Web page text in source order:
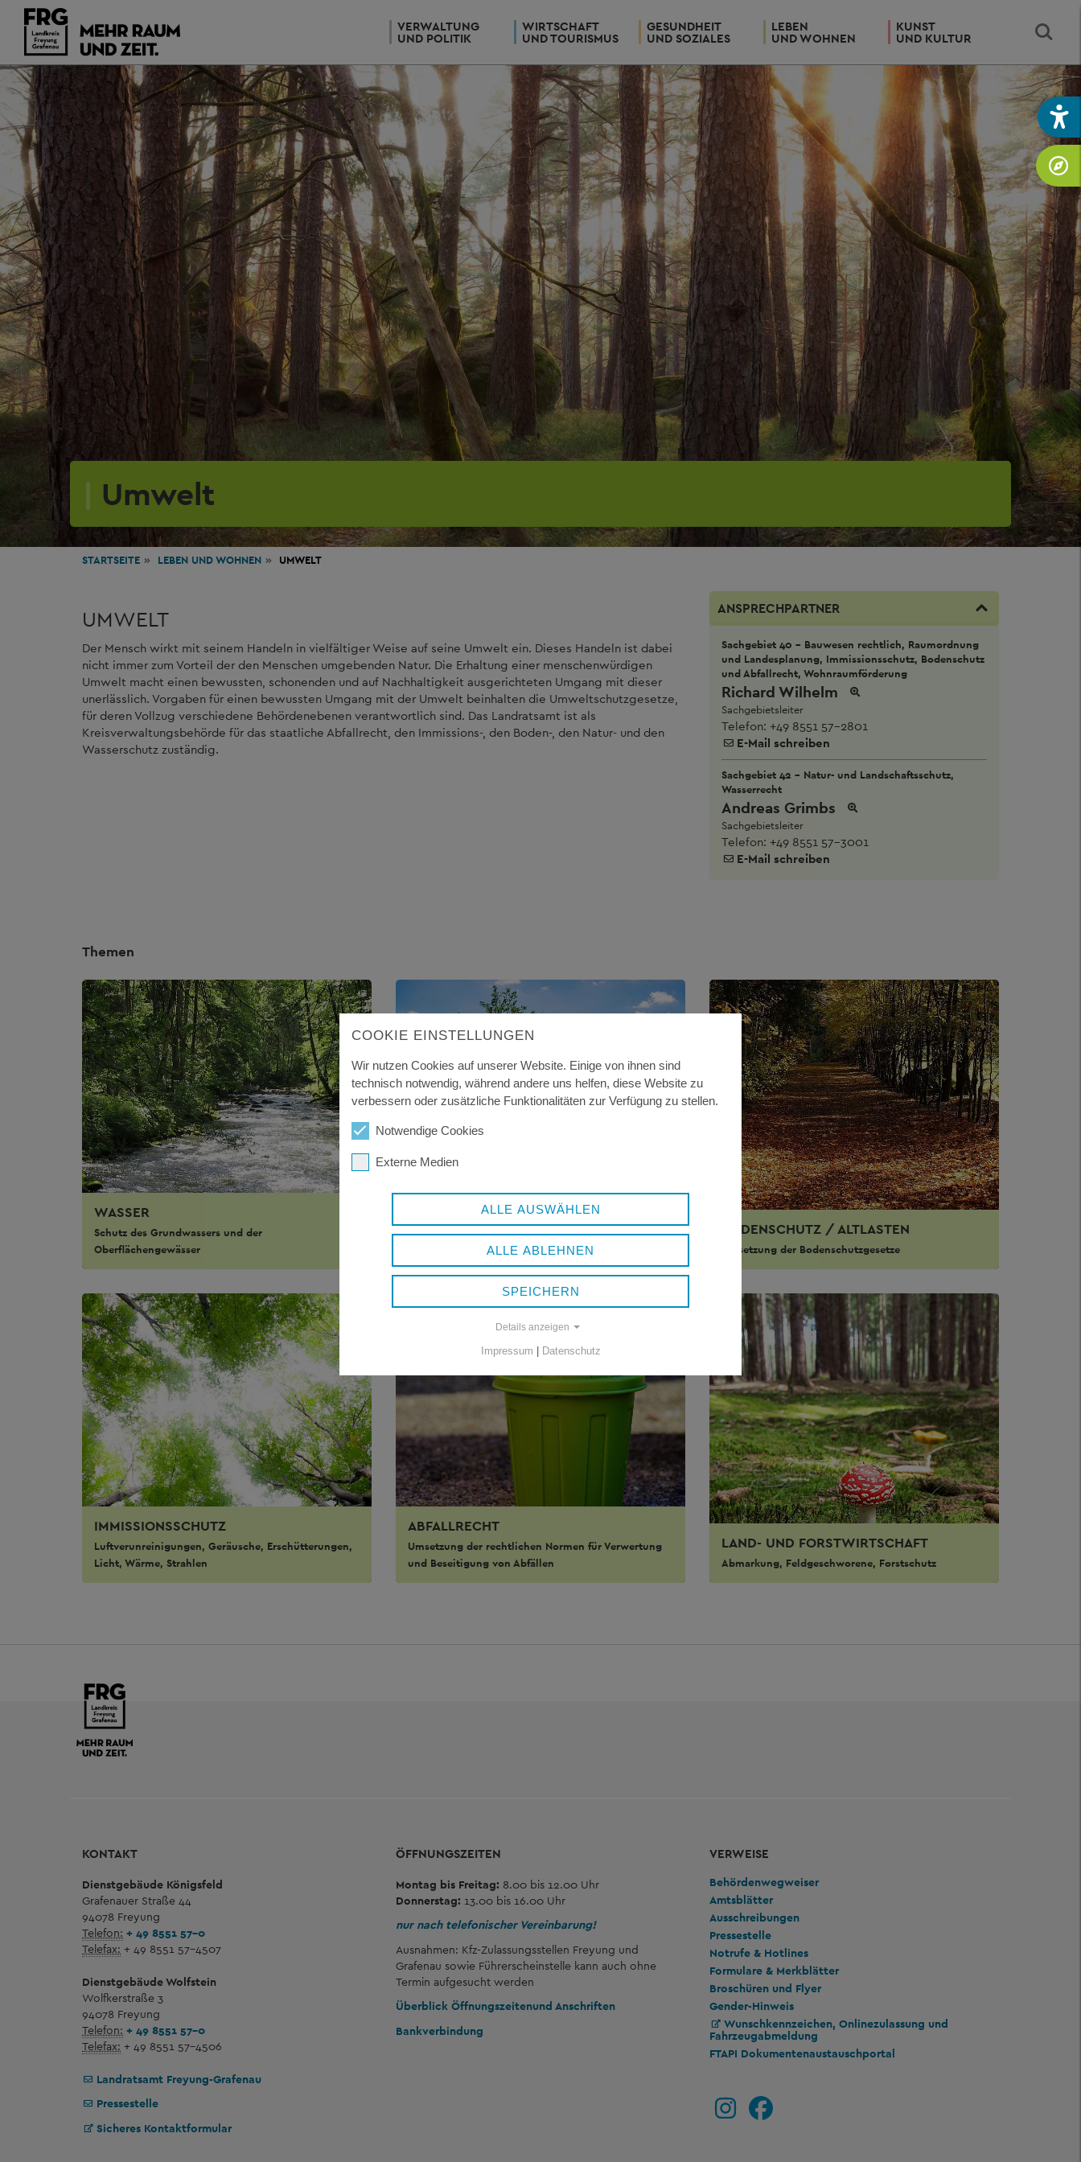
VERWALTUNG
UND POLITIK
WIRTSCHAFT
UND TOURISMUS
GESUNDHEIT
UND SOZIALES
LEBEN
UND WOHNEN
KUNST
UND KULTUR
Umwelt
STARTSEITE LEBEN UND WOHNEN UMWELT
UMWELT
Der Mensch wirkt mit seinem Handeln in vielfältiger Weise auf seine Umwelt ein. Dieses Handeln ist dabei
nicht immer zum Vorteil der den Menschen umgebenden Natur. Die Erhaltung einer menschenwürdigen
Umwelt macht einen bewussten, schonenden und auf Nachhaltigkeit ausgerichteten Umgang mit dieser
unerlässlich. Vorgaben für einen bewussten Umgang mit der Umwelt beinhalten die Umweltschutzgesetze,
für deren Vollzug verschiedene Behördenebenen verantwortlich sind. Das Landratsamt ist als
Kreisverwaltungsbehörde für das staatliche Abfallrecht, den Immissions-, den Boden-, den Natur- und den
Wasserschutz zuständig.
ANSPRECHPARTNER
Sachgebiet 40 - Bauwesen rechtlich, Raumordnung
und Landesplanung, Immissionsschutz, Bodenschutz
und Abfallrecht, Wohnraumförderung
Richard Wilhelm
Sachgebietsleiter
Telefon: +49 8551 57-2801
E-Mail schreiben
Sachgebiet 42 - Natur- und Landschaftsschutz,
Wasserrecht
Andreas Grimbs
Sachgebietsleiter
Telefon: +49 8551 57-3001
E-Mail schreiben
Themen
WASSER
Schutz des Grundwassers und der
Oberflächengewässer
Schutz der Natur, Pflege der Landschaft, Erholung in
der freien Natur
BODENSCHUTZ / ALTLASTEN
Umsetzung der Bodenschutzgesetze
IMMISSIONSSCHUTZ
Luftverunreinigungen, Geräusche, Erschütterungen,
Licht, Wärme, Strahlen
ABFALLRECHT
Umsetzung der rechtlichen Normen für Verwertung
und Beseitigung von Abfällen
LAND- UND FORSTWIRTSCHAFT
Abmarkung, Feldgeschworene, Forstschutz
KONTAKT
Dienstgebäude Königsfeld
Grafenauer Straße 44
94078 Freyung
Telefon: + 49 8551 57-0
Telefax: + 49 8551 57-4507
Dienstgebäude Wolfstein
Wolfkerstraße 3
94078 Freyung
Telefon: + 49 8551 57-0
Telefax: + 49 8551 57-4506
Landratsamt Freyung-Grafenau
Pressestelle
Sicheres Kontaktformular
ÖFFNUNGSZEITEN
Montag bis Freitag: 8.00 bis 12.00 Uhr
Donnerstag: 13.00 bis 16.00 Uhr
nur nach telefonischer Vereinbarung!
Ausnahmen: Kfz-Zulassungsstellen Freyung und
Grafenau sowie Führerscheinstelle kann auch ohne
Termin aufgesucht werden
Überblick Öffnungszeitenund Anschriften
Bankverbindung
VERWEISE
Behördenwegweiser
Amtsblätter
Ausschreibungen
Pressestelle
Notrufe & Hotlines
Formulare & Merkblätter
Broschüren und Flyer
Gender-Hinweis
Wunschkennzeichen, Onlinezulassung und
Fahrzeugabmeldung
FTAPI Dokumentenaustauschportal
COOKIE EINSTELLUNGEN
Wir nutzen Cookies auf unserer Website. Einige von ihnen sind
technisch notwendig, während andere uns helfen, diese Website zu
verbessern oder zusätzliche Funktionalitäten zur Verfügung zu stellen.
Notwendige Cookies
Externe Medien
ALLE AUSWÄHLEN
ALLE ABLEHNEN
SPEICHERN
Details anzeigen
Impressum | Datenschutz